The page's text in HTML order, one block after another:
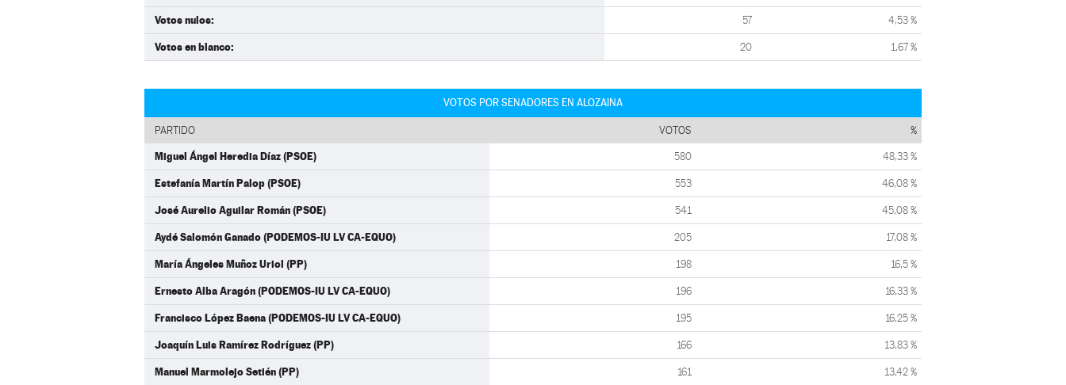
Votos nulos: 57 4,53 %
Votos en blanco: 20 1,67 %
VOTOS POR SENADORES EN ALOZAINA
PARTIDO VOTOS %
Miguel Ángel Heredia Díaz (PSOE) 580 48,33 %
Estefanía Martín Palop (PSOE) 553 46,08 %
José Aurelio Aguilar Román (PSOE) 541 45,08 %
Aydé Salomón Ganado (PODEMOS-IU LV CA-EQUO) 205 17,08 %
María Ángeles Muñoz Uriol (PP) 198 16,5 %
Ernesto Alba Aragón (PODEMOS-IU LV CA-EQUO) 196 16,33 %
Francisco López Baena (PODEMOS-IU LV CA-EQUO) 195 16,25 %
Joaquín Luis Ramírez Rodríguez (PP) 166 13,83 %
Manuel Marmolejo Setién (PP) 161 13,42 %